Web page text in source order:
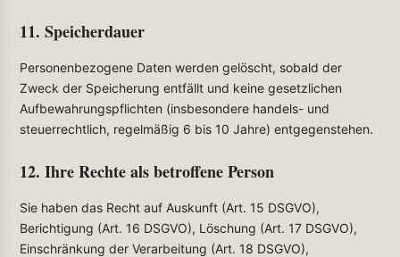
11. Speicherdauer
Personenbezogene Daten werden gelöscht, sobald der
Zweck der Speicherung entfällt und keine gesetzlichen
Aufbewahrungspflichten (insbesondere handels- und
steuerrechtlich, regelmäßig 6 bis 10 Jahre) entgegenstehen.
12. Ihre Rechte als betroffene Person
Sie haben das Recht auf Auskunft (Art. 15 DSGVO),
Berichtigung (Art. 16 DSGVO), Löschung (Art. 17 DSGVO),
Einschränkung der Verarbeitung (Art. 18 DSGVO),